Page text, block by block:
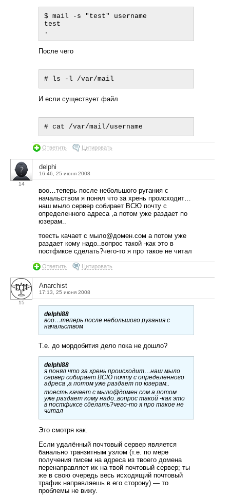
$ mail -s "test" username
test
После чего
И если существует файл
Ответить Цитировать
14
delphi
16:46, 25 июня 2008
воо…теперь после небольшого ругания с
начальством я понял что за хрень происходит…
наш мыло сервер собирает ВСЮ почту с
определенного адреса ,а потом уже раздает по
юзерам..
тоесть качает с мыло@домен.сом а потом уже
раздает кому надо..вопрос такой -как это в
постфиксе сделать?чего-то я про такое не читал
Ответить Цитировать
15
Anarchist
17:13, 25 июня 2008
delphi88
воо…теперь после небольшого ругания с
начальством
Т.е. до мордобития дело пока не дошло?
delphi88
я понял что за хрень происходит…наш мыло
сервер собирает ВСЮ почту с определенного
адреса ,а потом уже раздает по юзерам..
тоесть качает с мыло@домен.сом а потом
уже раздает кому надо..вопрос такой -как это
в постфиксе сделать?чего-то я про такое не
читал
Это смотря как.
Если удалённый почтовый сервер является
банально транзитным узлом (т.е. по мере
получения писем на адреса из твоего домена
перенаправляет их на твой почтовый сервер; ты
же в свою очередь весь исходящий почтовый
трафик направляешь в его сторону) — то
проблемы не вижу.